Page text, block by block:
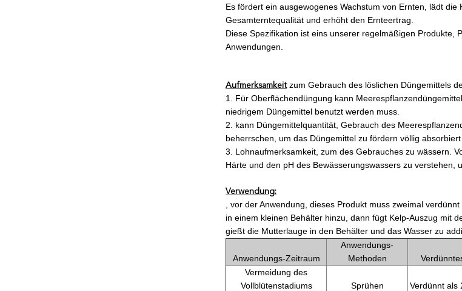
Es fördert ein ausgewogenes Wachstum von Ernten, lädt
Gesamterntequalität und erhöht den Ernteertrag.
Diese Spezifikation ist eins unserer regelmäßigen Produkte,
Anwendungen.
Aufmerksamkeit zum Gebrauch des löslichen Düngemittels
1. Für Oberflächendüngung kann
niedrigem Düngemittel benutzt werden muss.
2. kann Düngemittelquantität, Gebrauch des
beherrschen, um das Düngemittel zu fördern völlig absorbiert
3. Lohnaufmerksamkeit, zum des Gebrauches zu wässern.
Härte und den pH des Bewässerungswassers zu verstehen,
Verwendung:
, vor der Anwendung, dieses Produkt muss zweimal
in einem kleinen Behälter hinzu, dann fügt Kelp-Auszug mit
gießt die Mutterlauge in den Behälter und das Wasser zu
Anwendungs-Zeitraum
Anwendungs-
Methoden
Vermeidung des
Vollblütenstadiums
Sprühen Verdünnt als